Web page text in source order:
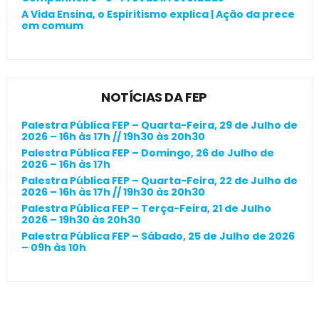
A Vida Ensina, o Espiritismo explica | Ação da prece
em comum
NOTÍCIAS DA FEP
Palestra Pública FEP – Quarta-Feira, 29 de Julho de
2026 – 16h às 17h // 19h30 às 20h30
Palestra Pública FEP – Domingo, 26 de Julho de
2026 – 16h às 17h
Palestra Pública FEP – Quarta-Feira, 22 de Julho de
2026 – 16h às 17h // 19h30 às 20h30
Palestra Pública FEP – Terça-Feira, 21 de Julho
2026 – 19h30 às 20h30
Palestra Pública FEP – Sábado, 25 de Julho de 2026
– 09h às 10h